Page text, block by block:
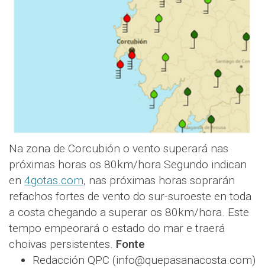
Na zona de Corcubión o vento superará nas
próximas horas os 80km/hora Segundo indican
en 4gotas.com, nas próximas horas soprarán
refachos fortes de vento do sur-suroeste en toda
a costa chegando a superar os 80km/hora. Este
tempo empeorará o estado do mar e traerá
choivas persistentes. Fonte
Redacción QPC (info@quepasanacosta.com)